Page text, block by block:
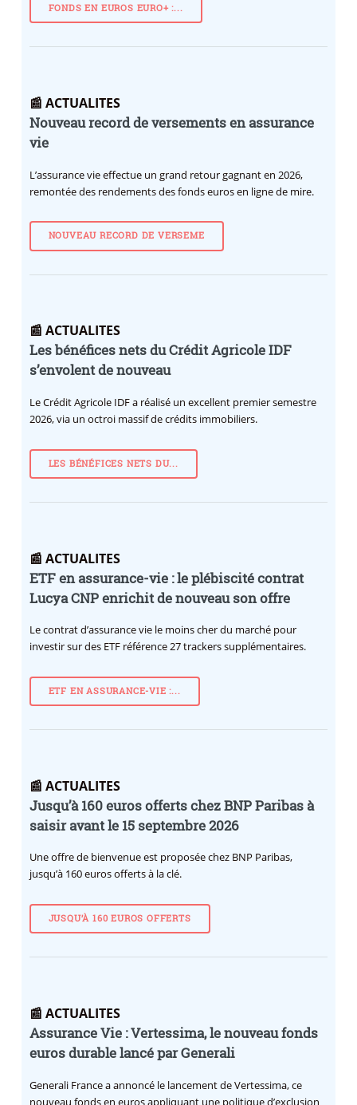
FONDS EN EUROS EURO+ :...
📰 ACTUALITES
Nouveau record de versements en assurance
vie
L’assurance vie effectue un grand retour gagnant en 2026,
remontée des rendements des fonds euros en ligne de mire.
NOUVEAU RECORD DE VERSEME
📰 ACTUALITES
Les bénéfices nets du Crédit Agricole IDF
s’envolent de nouveau
Le Crédit Agricole IDF a réalisé un excellent premier semestre
2026, via un octroi massif de crédits immobiliers.
LES BÉNÉFICES NETS DU...
📰 ACTUALITES
ETF en assurance-vie : le plébiscité contrat
Lucya CNP enrichit de nouveau son offre
Le contrat d’assurance vie le moins cher du marché pour
investir sur des ETF référence 27 trackers supplémentaires.
ETF EN ASSURANCE-VIE :...
📰 ACTUALITES
Jusqu’à 160 euros offerts chez BNP Paribas à
saisir avant le 15 septembre 2026
Une offre de bienvenue est proposée chez BNP Paribas,
jusqu’à 160 euros offerts à la clé.
JUSQU’À 160 EUROS OFFERTS
📰 ACTUALITES
Assurance Vie : Vertessima, le nouveau fonds
euros durable lancé par Generali
Generali France a annoncé le lancement de Vertessima, ce
nouveau fonds en euros appliquant une politique d’exclusion